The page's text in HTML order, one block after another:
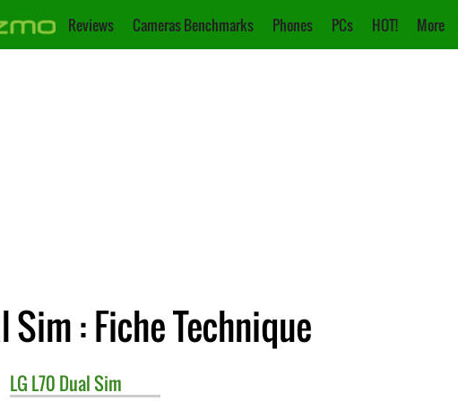
Reviews Cameras Benchmarks Phones PCs HOT! More
Sim : Fiche Technique
LG L70 Dual Sim